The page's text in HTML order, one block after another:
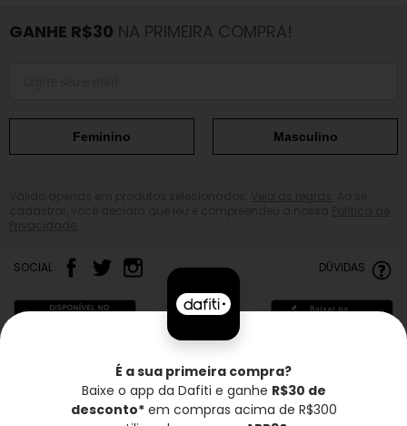
GANHE R$30 NA PRIMEIRA COMPRA!
Feminino Masculino
SOCIAL DÚVIDAS
Frete grátis* Troca grátis Entrega rápida
É a sua primeira compra?
Baixe o app da Dafiti e ganhe R$30 de
desconto*em compras acima de R$300